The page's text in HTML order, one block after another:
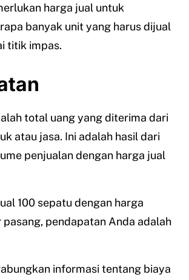
harga jual untuk
banyak unit yang harus dijual
titik impas.
total uang yang diterima dari
atau jasa. Ini adalah hasil dari
penjualan dengan harga jual
100 sepatu dengan harga
pendapatan Anda adalah
informasi tentang biaya